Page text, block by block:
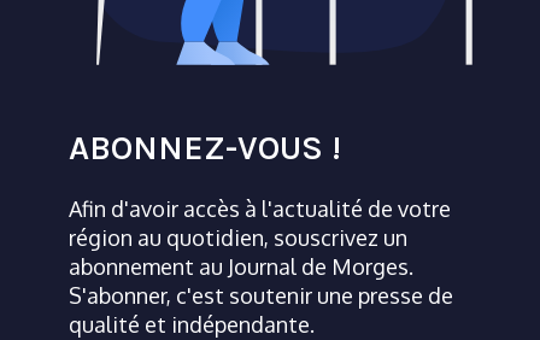
ABONNEZ-VOUS !
Afin d'avoir accès à l'actualité de votre
région au quotidien, souscrivez un
abonnement au Journal de Morges.
S'abonner, c'est soutenir une presse de
qualité et indépendante.